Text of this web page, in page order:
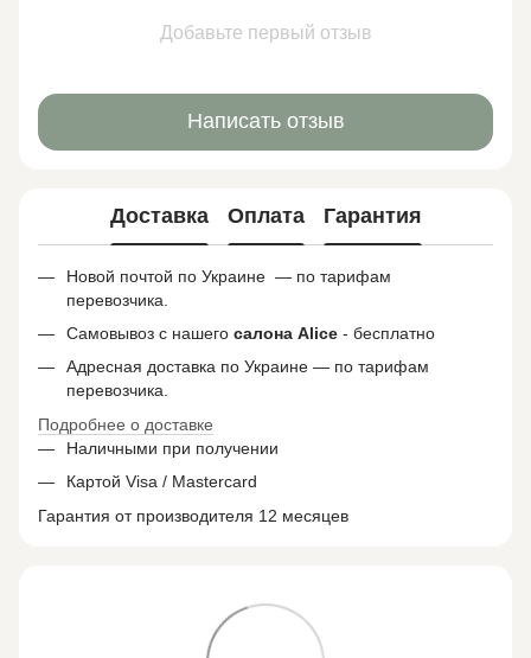
Добавьте первый отзыв
Написать отзыв
Доставка Оплата Гарантия
Новой почтой по Украине — по тарифам
перевозчика.
Самовывоз с нашего салона Alice - бесплатно
Адресная доставка по Украине — по тарифам
перевозчика.
Подробнее о доставке
Наличными при получении
Картой Visa / Mastercard
Гарантия от производителя 12 месяцев